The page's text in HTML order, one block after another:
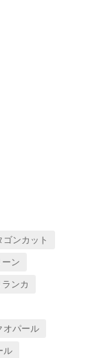
ゴンカット
ン
ンカ
オパール
ル